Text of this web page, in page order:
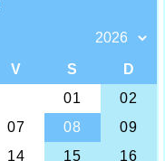
sur le podium
France
de la scène à
programme du
en prenant une
athlète Belge